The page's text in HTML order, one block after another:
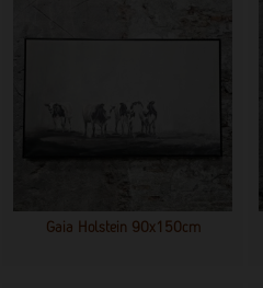
Gaia Holstein 90x150cm